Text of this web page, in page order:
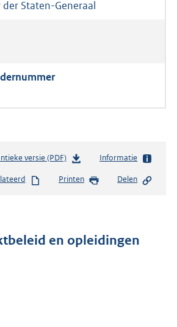
Staten-Generaal
versie (PDF)b
s
s
Informatie
Printen Delen
en opleidingen